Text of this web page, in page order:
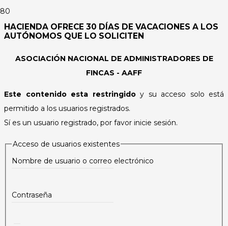
HACIENDA OFRECE 30 DÍAS DE VACACIONES A LOS
AUTÓNOMOS QUE LO SOLICITEN
ASOCIACIÓN NACIONAL DE ADMINISTRADORES DE
FINCAS - AAFF
Este contenido esta restringidoy su acceso solo está
permitido a los usuarios registrados.
Sí es un usuario registrado, por favor inicie sesión.
Acceso de usuarios existentes
Nombre de usuario o correo electrónico
Contraseña